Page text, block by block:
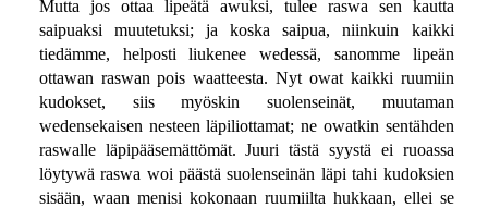
Mutta jos ottaa lipeätä awuksi, tulee raswa sen kautta
saipuaksi muutetuksi; ja koska saipua, niinkuin kaikki
tiedämme, helposti liukenee wedessä, sanomme lipeän
ottawan raswan pois waatteesta. Nyt owat kaikki ruumiin
kudokset, siis myöskin suolenseinät, muutaman
wedensekaisen nesteen läpiliottamat; ne owatkin sentähden
raswalle läpipääsemättömät. Juuri tästä syystä ei ruoassa
löytywä raswa woi päästä suolenseinän läpi tahi kudoksien
sisään, waan menisi kokonaan ruumiilta hukkaan, ellei se